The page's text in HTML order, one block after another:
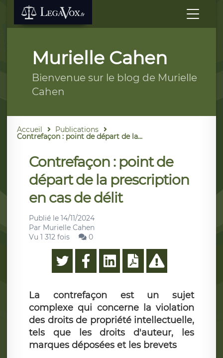
Murielle Cahen
Bienvenue sur le blog de Murielle
Cahen
Accueil Publications
Contrefaçon : point de départ de la...
Contrefaçon : point de
départ de la prescription
en cas de délit
Publié le 14/11/2024
Par Murielle Cahen
Vu 1 312 fois
0
La contrefaçon est un sujet
complexe qui concerne la violation
des droits de propriété intellectuelle,
tels que les droits d'auteur, les
marques déposées et les brevets